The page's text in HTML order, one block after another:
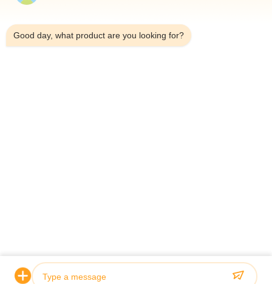
PrivacybeleidChina Goede kwaliteit Multihead weger Auteursrecht ©
2020-2026 GUANGDONG TOUPACK INTELLIGENT EQUIPMENT CO., LTD
Good day, what product are you looking for?